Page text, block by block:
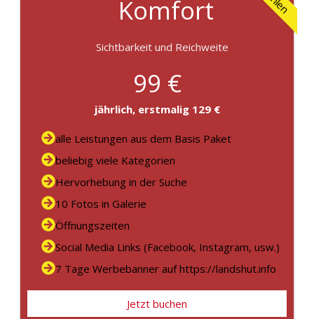
Komfort
Sichtbarkeit und Reichweite
99 €
jährlich, erstmalig 129 €
alle Leistungen aus dem Basis Paket
beliebig viele Kategorien
Hervorhebung in der Suche
10 Fotos in Galerie
Öffnungszeiten
Social Media Links (Facebook, Instagram, usw.)
7 Tage Werbebanner auf https://landshut.info
Jetzt buchen